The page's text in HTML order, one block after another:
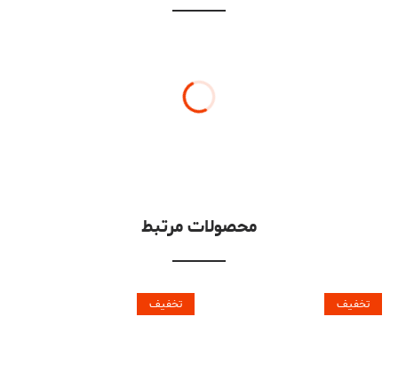
محصولات مرتبط
تخفیف تخفیف